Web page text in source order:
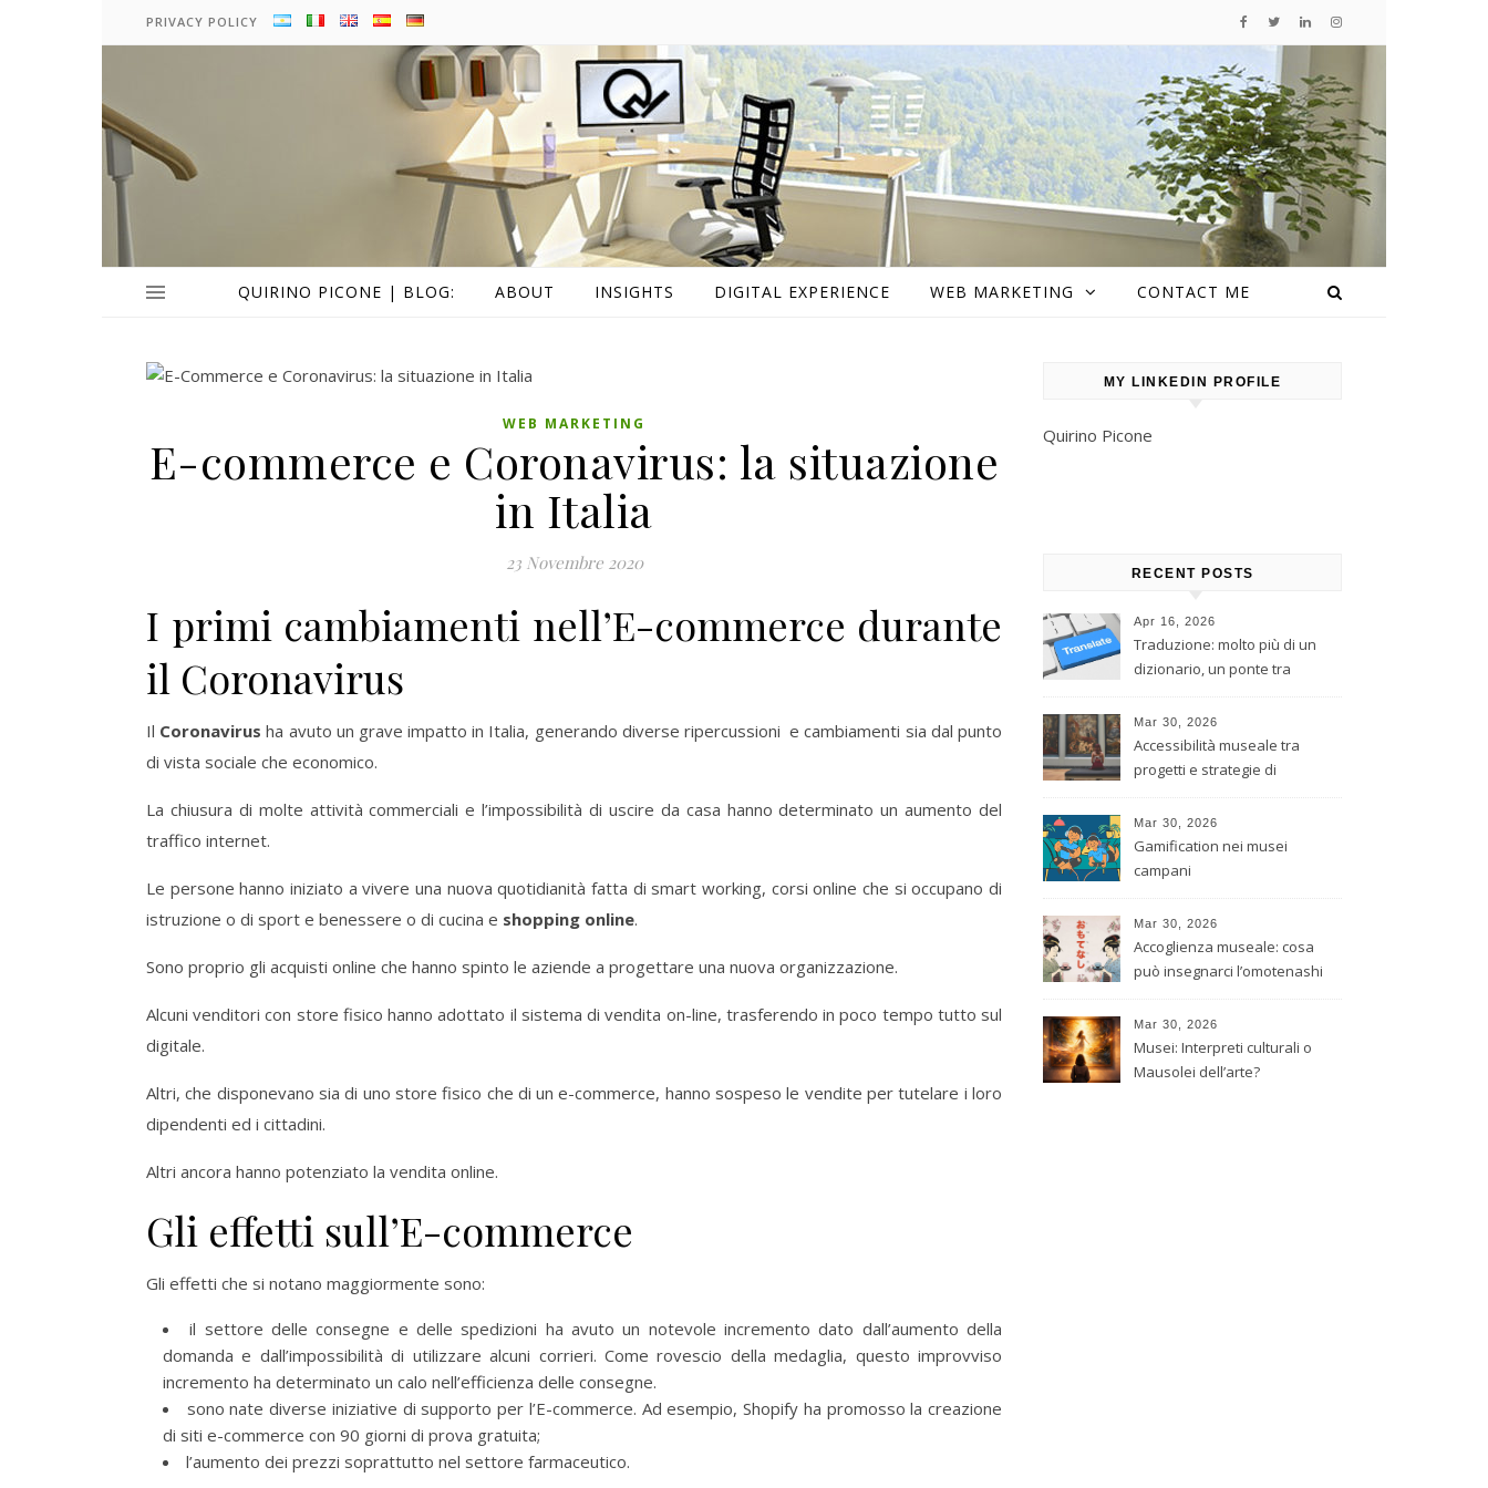
PRIVACY POLICY
QUIRINO PICONE | BLOG: ABOUT INSIGHTS DIGITAL EXPERIENCE WEB MARKETING CONTACT ME
WEB MARKETING
E-commerce e Coronavirus: la situazione
in Italia
23 Novembre 2020
I primi cambiamenti nell’E-commerce durante
il Coronavirus
Il Coronavirus ha avuto un grave impatto in Italia, generando diverse ripercussioni e cambiamenti sia dal punto
di vista sociale che economico.
La chiusura di molte attività commerciali e l’impossibilità di uscire da casa hanno determinato un aumento del
traffico internet.
Le persone hanno iniziato a vivere una nuova quotidianità fatta di smart working, corsi online che si occupano di
istruzione o di sport e benessere o di cucina e shopping online.
Sono proprio gli acquisti online che hanno spinto le aziende a progettare una nuova organizzazione.
Alcuni venditori con store fisico hanno adottato il sistema di vendita on-line, trasferendo in poco tempo tutto sul
digitale.
Altri, che disponevano sia di uno store fisico che di un e-commerce, hanno sospeso le vendite per tutelare i loro
dipendenti ed i cittadini.
Altri ancora hanno potenziato la vendita online.
Gli effetti sull’E-commerce
Gli effetti che si notano maggiormente sono:
il settore delle consegne e delle spedizioni ha avuto un notevole incremento dato dall’aumento della
domanda e dall’impossibilità di utilizzare alcuni corrieri. Come rovescio della medaglia, questo improvviso
incremento ha determinato un calo nell’efficienza delle consegne.
sono nate diverse iniziative di supporto per l’E-commerce. Ad esempio, Shopify ha promosso la creazione
di siti e-commerce con 90 giorni di prova gratuita;
l’aumento dei prezzi soprattutto nel settore farmaceutico.
MY LINKEDIN PROFILE
Quirino Picone
RECENT POSTS
Apr 16, 2026
Traduzione: molto più di un
dizionario, un ponte tra
Mar 30, 2026
Accessibilità museale tra
progetti e strategie di
Mar 30, 2026
Gamification nei musei
campani
Mar 30, 2026
Accoglienza museale: cosa
può insegnarci l’omotenashi
Mar 30, 2026
Musei: Interpreti culturali o
Mausolei dell’arte?